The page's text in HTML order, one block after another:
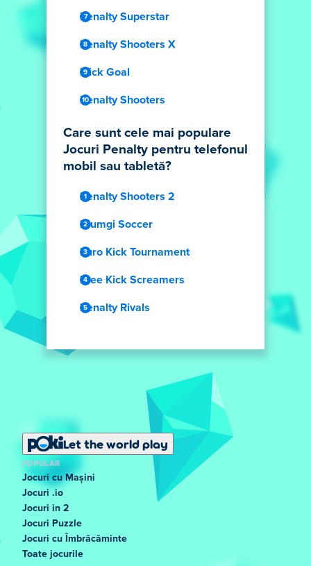
Penalty Superstar
Penalty Shooters X
Flick Goal
Penalty Shooters
Care sunt cele mai populare
Jocuri Penalty pentru telefonul
mobil sau tabletă?
Penalty Shooters 2
Blumgi Soccer
Euro Kick Tournament
Free Kick Screamers
Penalty Rivals
Let the world play
POPULAR
Jocuri cu Mașini
Jocuri .io
Jocuri in 2
Jocuri Puzzle
Jocuri cu Îmbrăcăminte
Toate jocurile